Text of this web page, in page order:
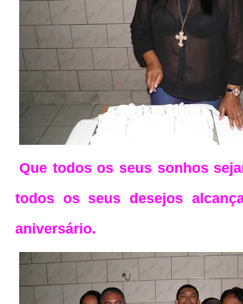
Que todos os seus sonhos
todos os seus desejos
aniversário.